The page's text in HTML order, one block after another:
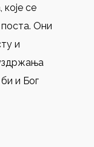
се
Они
и
и Бог